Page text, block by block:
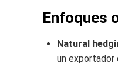
Enfoques
Natural
un exportador